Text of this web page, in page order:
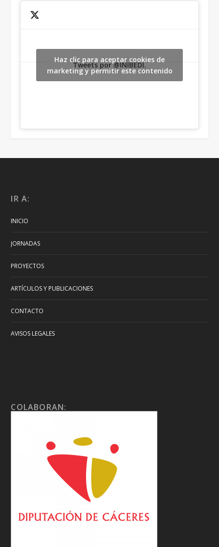
Tweets por @INIBEDI.
Haz clic para aceptar cookies de
marketing y permitir este contenido
IR A:
INICIO
JORNADAS
PROYECTOS
ARTÍCULOS Y PUBLICACIONES
CONTACTO
AVISOS LEGALES
COLABORAN: